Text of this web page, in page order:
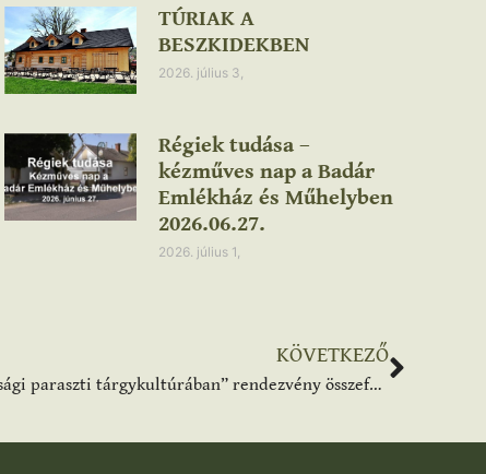
TÚRIAK A
BESZKIDEKBEN
2026. július 3,
Régiek tudása –
kézműves nap a Badár
Emlékház és Műhelyben
2026.06.27.
2026. július 1,
KÖVETKEZŐ
“Hagyományértelmezések a nagykunsági paraszti tárgykultúrában” rendezvény összefoglaló